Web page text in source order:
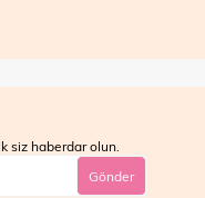
siz haberdar olun.
Gönder